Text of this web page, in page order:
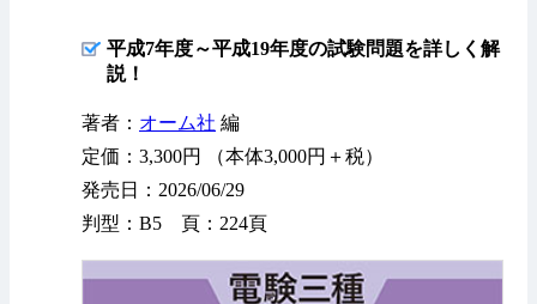
平成7年度～平成19年度の試験問題を詳しく解
説！
著者： オーム社 編
定価：3,300円 （本体3,000円＋税）
発売日：2026/06/29
判型：B5 頁：224頁